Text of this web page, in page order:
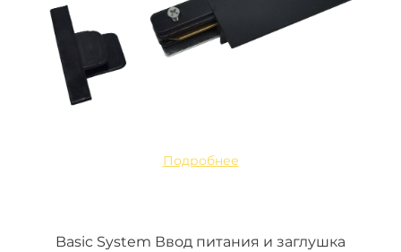
Подробнее
Basic System Ввод питания и заглушка